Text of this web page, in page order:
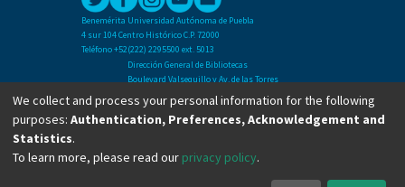
Benemérita Universidad Autónoma de Puebla
4 sur 104 Centro Histórico C.P. 72000
Teléfono +52(222) 2295500 ext. 5013
Dirección General de Bibliotecas
Boulevard Valsequillo y Av. de las Torres
Ciudad Universitaria. Col. San Manuel
C.P. 72570
Teléfono +52 (222) 2295500 Ext 2901
We collect and process your personal information for the following
purposes: Authentication, Preferences, Acknowledgement and
Statistics.
To learn more, please read our privacy policy.